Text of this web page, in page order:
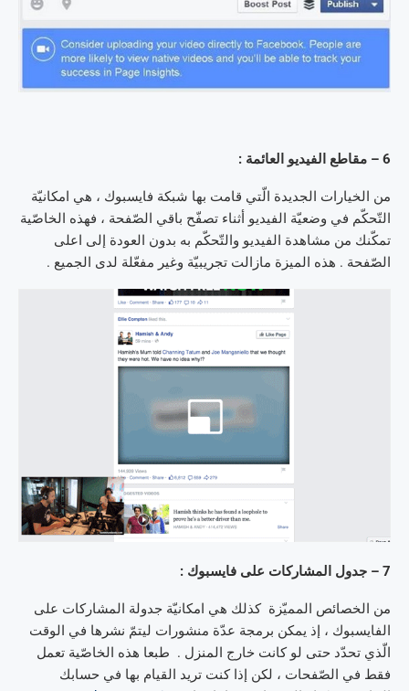
6 – مقاطع الفيديو العائمة :
من الخيارات الجديدة الّتي قامت بها شبكة فايسبوك ، هي امكانيّة
التّحكّم في وضعيّة الفيديو أثناء تصفّح باقي الصّفحة ، فهذه الخاصّية
تمكّنك من مشاهدة الفيديو والتّحكّم به بدون العودة إلى اعلى
الصّفحة . هذه الميزة مازالت تجريبيّة وغير مفعّلة لدى الجميع .
7 – جدول المشاركات على فايسبوك :
من الخصائص المميّزة كذلك هي امكانيّة جدولة المشاركات على
الفايسبوك ، إذ يمكن برمجة عدّة منشورات ليتمّ نشرها في الوقت
الّذي تحدّد حتى لو كانت خارج المنزل . طبعا هذه الخاصّية تعمل
فقط في الصّفحات ، لكن إذا كنت تريد القيام بها في حسابك